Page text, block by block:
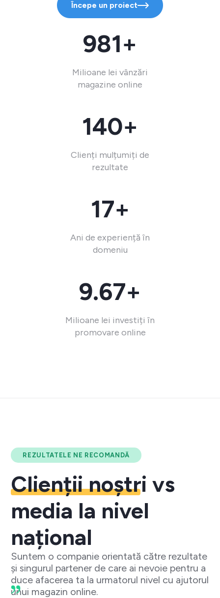
Începe un proiect
981+
Milioane lei vânzări
magazine online
140+
Clienți mulțumiți de
rezultate
17+
Ani de experiență în
domeniu
9.67+
Milioane lei investiți în
promovare online
REZULTATELE NE RECOMANDĂ
Clienții noștri vs
media la nivel
național
Suntem o companie orientată către rezultate
și singurul partener de care ai nevoie pentru a
duce afacerea ta la urmatorul nivel cu ajutorul
unui magazin online.